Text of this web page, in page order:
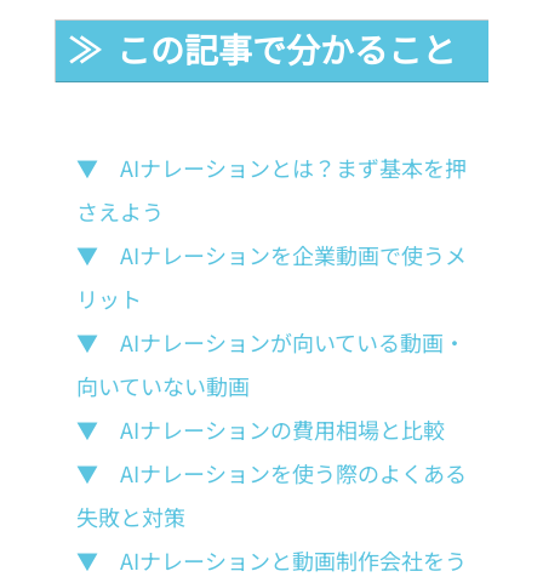
≫  この記事で分かること
▼　AIナレーションとは？まず基本を押
さえよう
▼　AIナレーションを企業動画で使うメ
リット
▼　AIナレーションが向いている動画・
向いていない動画
▼　AIナレーションの費用相場と比較
▼　AIナレーションを使う際のよくある
失敗と対策
▼　AIナレーションと動画制作会社をう